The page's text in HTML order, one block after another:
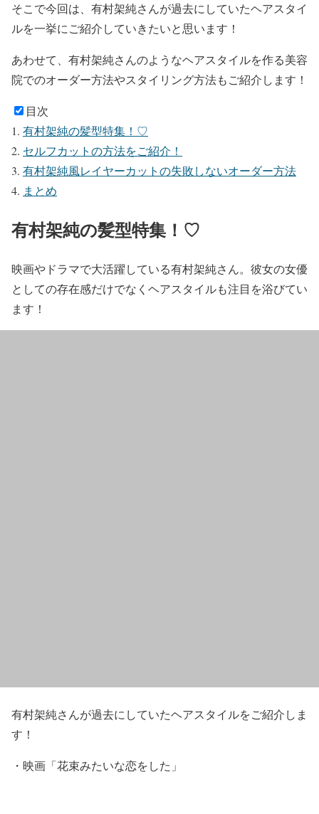
そこで今回は、有村架純さんが過去にしていたヘアスタイ
ルを一挙にご紹介していきたいと思います！
あわせて、有村架純さんのようなヘアスタイルを作る美容
院でのオーダー方法やスタイリング方法もご紹介します！
目次
有村架純の髪型特集！♡
セルフカットの方法をご紹介！
有村架純風レイヤーカットの失敗しないオーダー方法
まとめ
有村架純の髪型特集！♡
映画やドラマで大活躍している有村架純さん。彼女の女優
としての存在感だけでなくヘアスタイルも注目を浴びてい
ます！
有村架純さんが過去にしていたヘアスタイルをご紹介しま
す！
・ 映画「花束みたいな恋をした」